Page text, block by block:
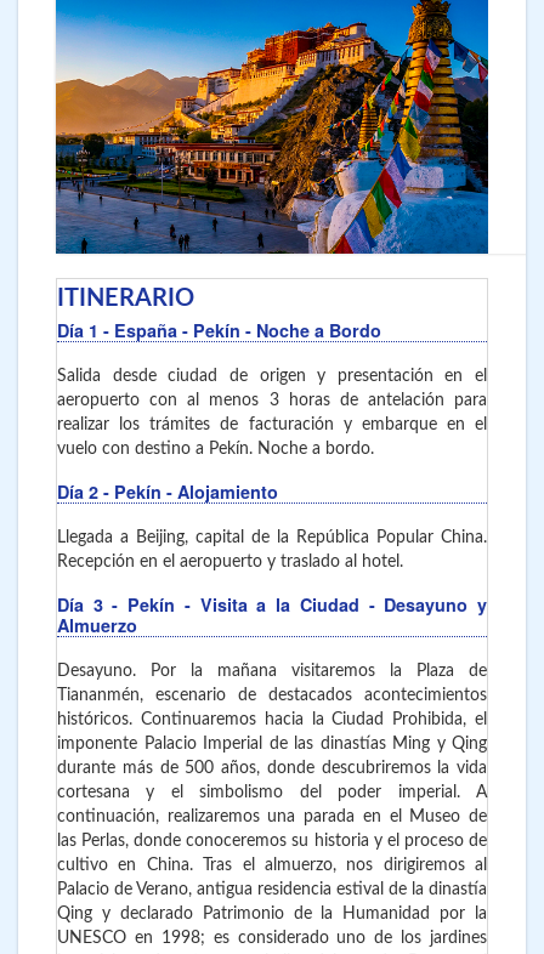
ITINERARIO
Día 1 - España - Pekín - Noche a Bordo
Salida desde ciudad de origen y presentación en el
aeropuerto con al menos 3 horas de antelación para
realizar los trámites de facturación y embarque en el
vuelo con destino a Pekín. Noche a bordo.
Día 2 - Pekín - Alojamiento
Llegada a Beijing, capital de la República Popular China.
Recepción en el aeropuerto y traslado al hotel.
Día 3 - Pekín - Visita a la Ciudad - Desayuno y
Almuerzo
Desayuno. Por la mañana visitaremos la Plaza de
Tiananmén, escenario de destacados acontecimientos
históricos. Continuaremos hacia la Ciudad Prohibida, el
imponente Palacio Imperial de las dinastías Ming y Qing
durante más de 500 años, donde descubriremos la vida
cortesana y el simbolismo del poder imperial. A
continuación, realizaremos una parada en el Museo de
las Perlas, donde conoceremos su historia y el proceso de
cultivo en China. Tras el almuerzo, nos dirigiremos al
Palacio de Verano, antigua residencia estival de la dinastía
Qing y declarado Patrimonio de la Humanidad por la
UNESCO en 1998; es considerado uno de los jardines